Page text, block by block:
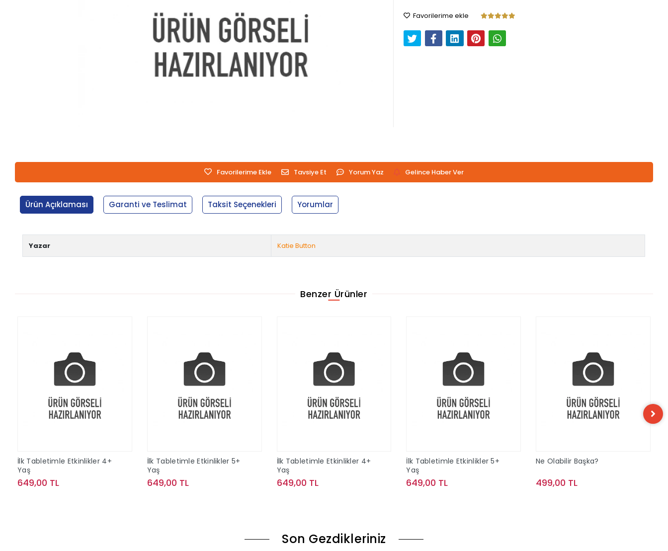
Favorilerime ekle
Favorilerime Ekle Tavsiye Et Yorum Yaz Gelince Haber Ver
Ürün Açıklaması Garanti ve Teslimat Taksit Seçenekleri Yorumlar
Yazar Katie Button
Benzer Ürünler
İlk Tabletimle Etkinlikler 4+
Yaş
649,00 TL
İlk Tabletimle Etkinlikler 5+
Yaş
649,00 TL
İlk Tabletimle Etkinlikler 4+
Yaş
649,00 TL
İlk Tabletimle Etkinlikler 5+
Yaş
649,00 TL
Ne Olabilir Başka?
499,00 TL
Son Gezdikleriniz